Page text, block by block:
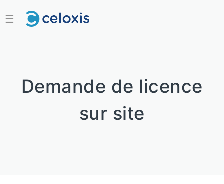
☰
Demande de licence
sur site